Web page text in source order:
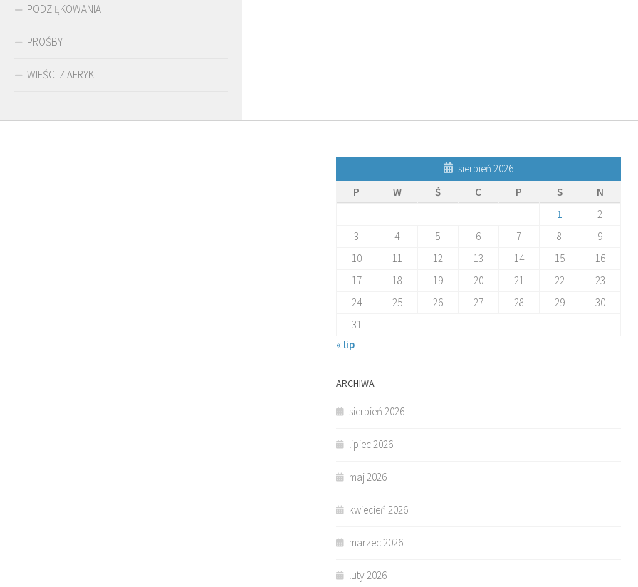
PODZIĘKOWANIA
PROŚBY
WIEŚCI Z AFRYKI
sierpień 2026
P
W Ś C P S
N
1
2
3
4 5 6 7 8
9
10
11 12 13 14 15
16
17
18 19 20 21 22
23
24
25 26 27 28 29
30
31
« lip
ARCHIWA
sierpień 2026
lipiec 2026
maj 2026
kwiecień 2026
marzec 2026
luty 2026